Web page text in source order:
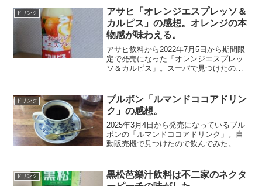
とうまくバランスがとれている。フワフ
ワとドロドロの中間くらい...
ドリンク
アサヒ「オレンジエスプレッソ＆
カルピス」の感想。オレンジの本
物感が味わえる。
アサヒ飲料から2022年7月5日から期間限
定で発売になった「オレンジエスプレッ
ソ＆カルピス」。スーパで見つけたので
ンジエスプレッソエキスとオレンジ果汁
をブレンドしたとの...
ドリンク
ブルボン「ルマンドココアドリン
ク」の感想。
2025年3月4日から発売になっているブル
ボンの「ルマンドココアドリンク」。自
動販売機で見つけたので飲んでみた。ル
ブルボンによると、ルマンドで使用して
いるココアクリーム...
ドリンク
黒松芭樂汁飲料は不二家のネクタ